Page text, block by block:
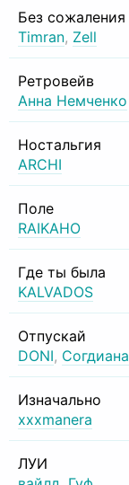
Без сожаления
Timran, Zell
Ретровейв
Анна Немченко
Ностальгия
ARCHI
Поле
RAIKAHO
Где ты была
KALVADOS
Отпускай
DONI, Согдиана
Изначально
xxxmanera
ЛУИ